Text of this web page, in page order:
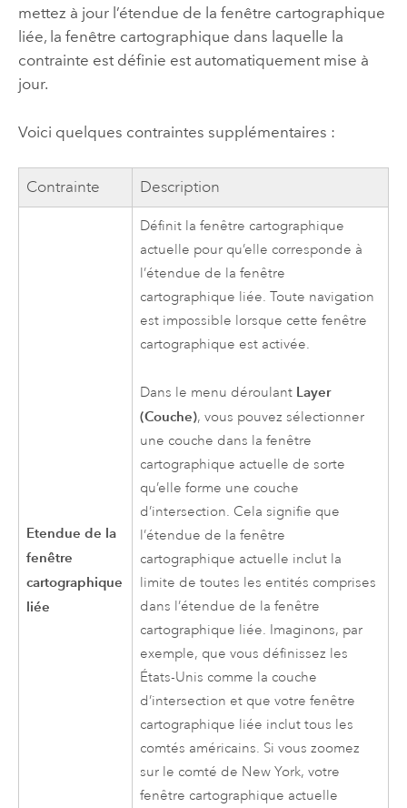
mettez à jour l’étendue de la fenêtre cartographique
liée, la fenêtre cartographique dans laquelle la
contrainte est définie est automatiquement mise à
jour.
Voici quelques contraintes supplémentaires :
Contrainte Description
Etendue de la
fenêtre
cartographique
liée
Définit la fenêtre cartographique
actuelle pour qu’elle corresponde à
l’étendue de la fenêtre
cartographique liée. Toute navigation
est impossible lorsque cette fenêtre
cartographique est activée.
Dans le menu déroulant Layer
(Couche), vous pouvez sélectionner
une couche dans la fenêtre
cartographique actuelle de sorte
qu’elle forme une couche
d’intersection. Cela signifie que
l’étendue de la fenêtre
cartographique actuelle inclut la
limite de toutes les entités comprises
dans l’étendue de la fenêtre
cartographique liée. Imaginons, par
exemple, que vous définissez les
États-Unis comme la couche
d’intersection et que votre fenêtre
cartographique liée inclut tous les
comtés américains. Si vous zoomez
sur le comté de New York, votre
fenêtre cartographique actuelle